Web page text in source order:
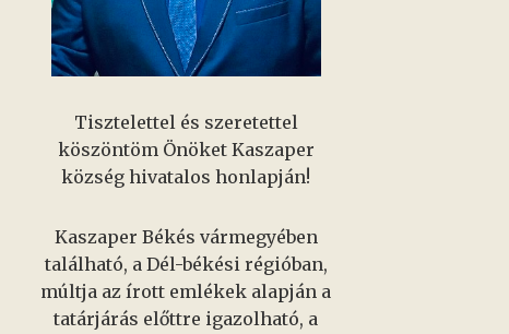
Tisztelettel és szeretettel
köszöntöm Önöket Kaszaper
község hivatalos honlapján!
Kaszaper Békés vármegyében
található, a Dél-békési régióban,
múltja az írott emlékek alapján a
tatárjárás előttre igazolható, a